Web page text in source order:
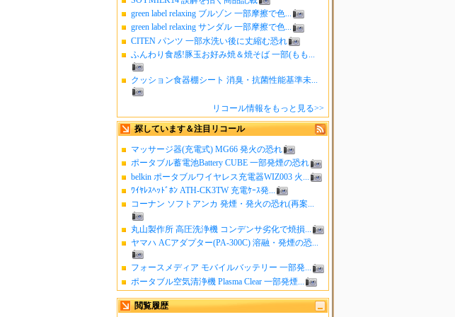
green label relaxing ブルゾン 一部摩擦で色...
green label relaxing サンダル 一部摩擦で色...
CITEN パンツ 一部水洗い後に丈縮む恐れ
ふんわり食感!豚玉お好み焼＆焼そば 一部(もも...
クッション食器棚シート 消臭・抗菌性能基準未...
リコール情報をもっと見る>>
探しています＆注目リコール
マッサージ器(充電式) MG66 発火の恐れ
ポータブル蓄電池Battery CUBE 一部発煙の恐れ
belkin ポータブルワイヤレス充電器WIZ003 火...
ﾜｲﾔﾚｽﾍｯﾄﾞﾎﾝ ATH-CK3TW 充電ｹｰｽ発...
コーナン ソフトアンカ 発煙・発火の恐れ(再案...
丸山製作所 高圧洗浄機 コンデンサ劣化で焼損...
ヤマハ ACアダプター(PA-300C) 溶融・発煙の恐...
フォースメディア モバイルバッテリー 一部発...
ポータブル空気清浄機 Plasma Clear 一部発煙...
閲覧履歴